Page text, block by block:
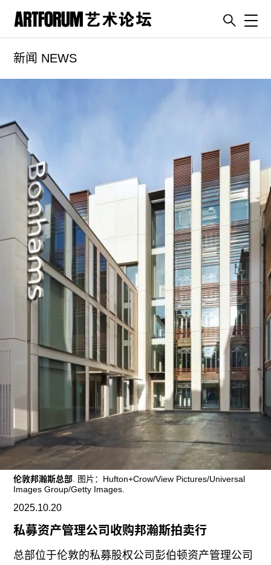
artguide
新闻
杂志
专栏
视频
ENGLISH
ART & EDUCATION
广告
订阅
往期内容
联系我们
关注我们
新闻 NEWS
伦敦邦瀚斯总部 . 图片：Hufton+Crow/View Pictures/Universal
Images Group/Getty Images.
2025.10.20
私募资产管理公司收购邦瀚斯拍卖行
总部位于伦敦的私募股权公司彭伯顿资产管理公司